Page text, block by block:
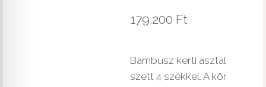
179.200 Ft
Bambusz kerti asztal
szett 4 székkel. A kör